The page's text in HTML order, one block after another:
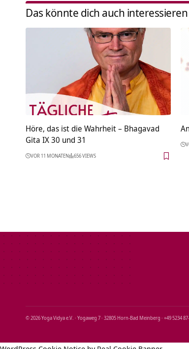
Das könnte dich auch interessieren
Höre, das ist die Wahrheit – Bhagavad
Gita IX 30 und 31
VOR 11 MONATEN 656 VIEWS
© 2026 Yoga Vidya e.V. · Yogaweg 7 · 32805 Horn‑Bad Meinberg · +49 5234